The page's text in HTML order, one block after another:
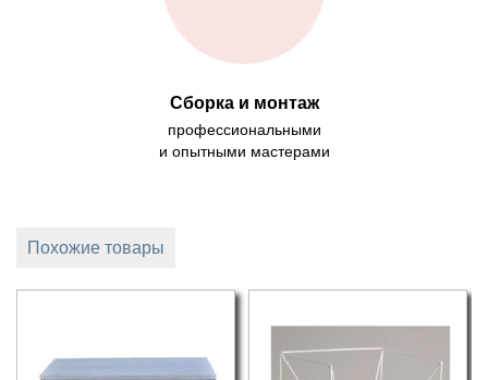
Сборка и монтаж
профессиональными
и опытными мастерами
Похожие товары